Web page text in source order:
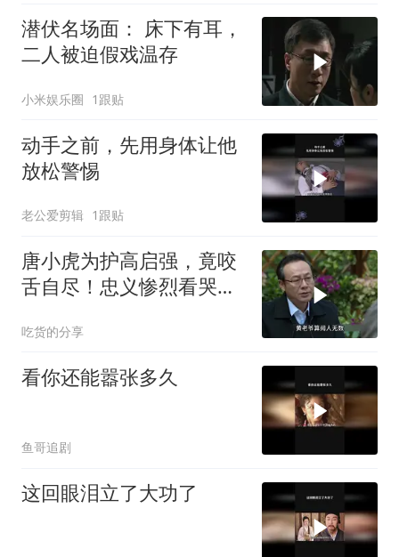
潜伏名场面： 床下有耳，
二人被迫假戏温存
小米娱乐圈 1跟贴
动手之前，先用身体让他
放松警惕
老公爱剪辑 1跟贴
唐小虎为护高启强，竟咬
舌自尽！忠义惨烈看哭观
吃货的分享
看你还能嚣张多久
鱼哥追剧
这回眼泪立了大功了